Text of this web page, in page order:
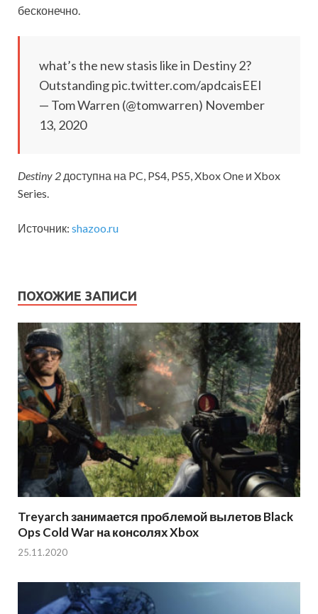
бесконечно.
what’s the new stasis like in Destiny 2?
Outstanding pic.twitter.com/apdcaisEEI
— Tom Warren (@tomwarren) November
13, 2020
Destiny 2 доступна на PC, PS4, PS5, Xbox One и Xbox
Series.
Источник: shazoo.ru
ПОХОЖИЕ ЗАПИСИ
Treyarch занимается проблемой вылетов Black
Ops Cold War на консолях Xbox
25.11.2020